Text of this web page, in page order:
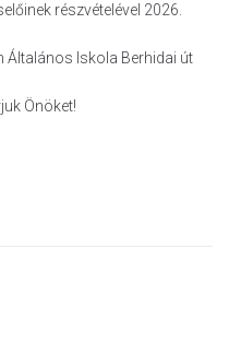
részvételével 2026.
Általános Iskola Berhidai út
Önöket!